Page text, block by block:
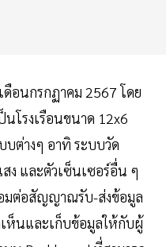
ดือนกรกฏาคม 2567 โดย
โรงเรือนขนาด 12x6
บต่างๆ อาทิ ระบบวัด
ง และตัวเซ็นเซอร์อื่น ๆ
มต่อสัญญาณรับ-ส่งข้อมูล
ห็นและเก็บข้อมูลให้กับผู้